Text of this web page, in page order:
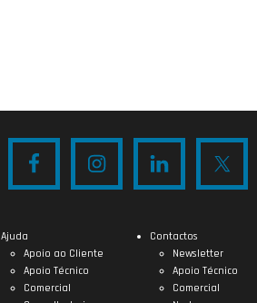
Ajuda
Apoio ao Cliente
Apoio Técnico
Comercial
Contactos
Newsletter
Apoio Técnico
Comercial